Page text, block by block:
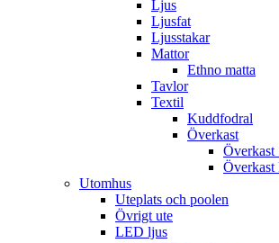
Ljus
Ljusfat
Ljusstakar
Mattor
Ethno matta
Tavlor
Textil
Kuddfodral
Överkast
Överkast
Överkast
Utomhus
Uteplats och poolen
Övrigt ute
LED ljus